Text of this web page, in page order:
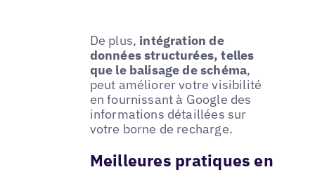
De plus, intégration de
données structurées, telles
que le balisage de schéma,
peut améliorer votre visibilité
en fournissant à Google des
informations détaillées sur
votre borne de recharge.
Meilleures pratiques en